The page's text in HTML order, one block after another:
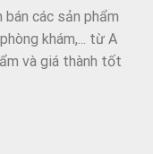
các sản phẩm
khám,... từ A
và giá thành tốt